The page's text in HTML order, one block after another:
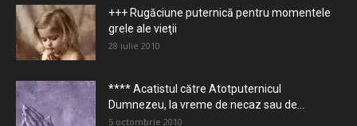
+++ Rugăciune puternică pentru momentele
grele ale vieţii
28 iulie 2010
**** Acatistul către Atotputernicul
Dumnezeu, la vreme de necaz sau de...
5 octombrie 2010